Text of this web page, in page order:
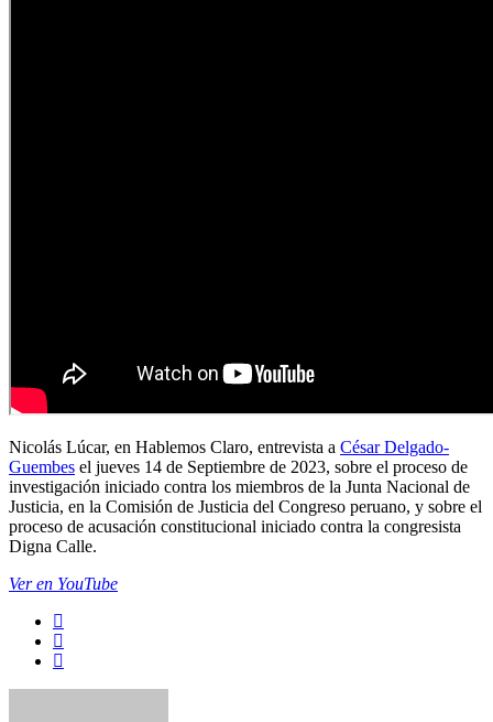
Nicolás Lúcar, en Hablemos Claro, entrevista a César Delgado-
Guembes el jueves 14 de Septiembre de 2023, sobre el proceso de
investigación iniciado contra los miembros de la Junta Nacional de
Justicia, en la Comisión de Justicia del Congreso peruano, y sobre el
proceso de acusación constitucional iniciado contra la congresista
Digna Calle.
Ver en YouTube